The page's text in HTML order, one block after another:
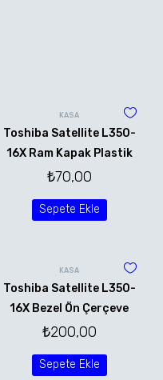
KASA
Toshiba Satellite L350-
16X Ram Kapak Plastik
₺70,00
Sepete Ekle
KASA
Toshiba Satellite L350-
16X Bezel Ön Çerçeve
₺200,00
Sepete Ekle